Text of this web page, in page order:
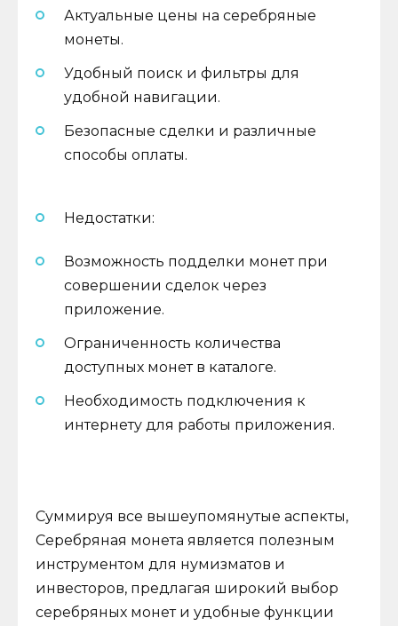
Актуальные цены на серебряные
монеты.
Удобный поиск и фильтры для
удобной навигации.
Безопасные сделки и различные
способы оплаты.
Недостатки:
Возможность подделки монет при
совершении сделок через
приложение.
Ограниченность количества
доступных монет в каталоге.
Необходимость подключения к
интернету для работы приложения.
Суммируя все вышеупомянутые аспекты,
Серебряная монета является полезным
инструментом для нумизматов и
инвесторов, предлагая широкий выбор
серебряных монет и удобные функции